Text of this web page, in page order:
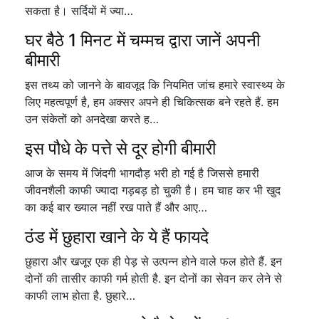
सकता है। सर्दियों में ज्या…
घर बैठे 1 मिनट में चम्मच द्वारा जानें अपनी
बीमारी
इस तथ्य को जानने के बावजूद कि नियमित जांच हमारे स्वास्थ्य के
लिए महत्वपूर्ण है, हम अक्सर अपने ही चिकित्सक बने रहते हैं. हम
उन संकेतों को अनदेखा करते ह…
इस पौधे के पत्ते से दूर होगी बीमारी
आज के समय में जिंदगी भागदौड़ भरी हो गई है जिससे हमारी
जीवनशैली काफी ज्यादा गड़बड़ हो चुकी है। हम चाह कर भी खुद
का कई बार ख्याल नहीं रख पाते हैं और आए…
ठंड में छुहारा खाने के ये हैं फायदे
छुहारा और खजूर एक ही पेड़ से उत्पन्न होने वाले फल होते हैं. इन
दोनों की तासीर काफी गर्म होती है. इन दोनों का सेवन कर लेने से
काफी लाभ होता है. छुहारे…